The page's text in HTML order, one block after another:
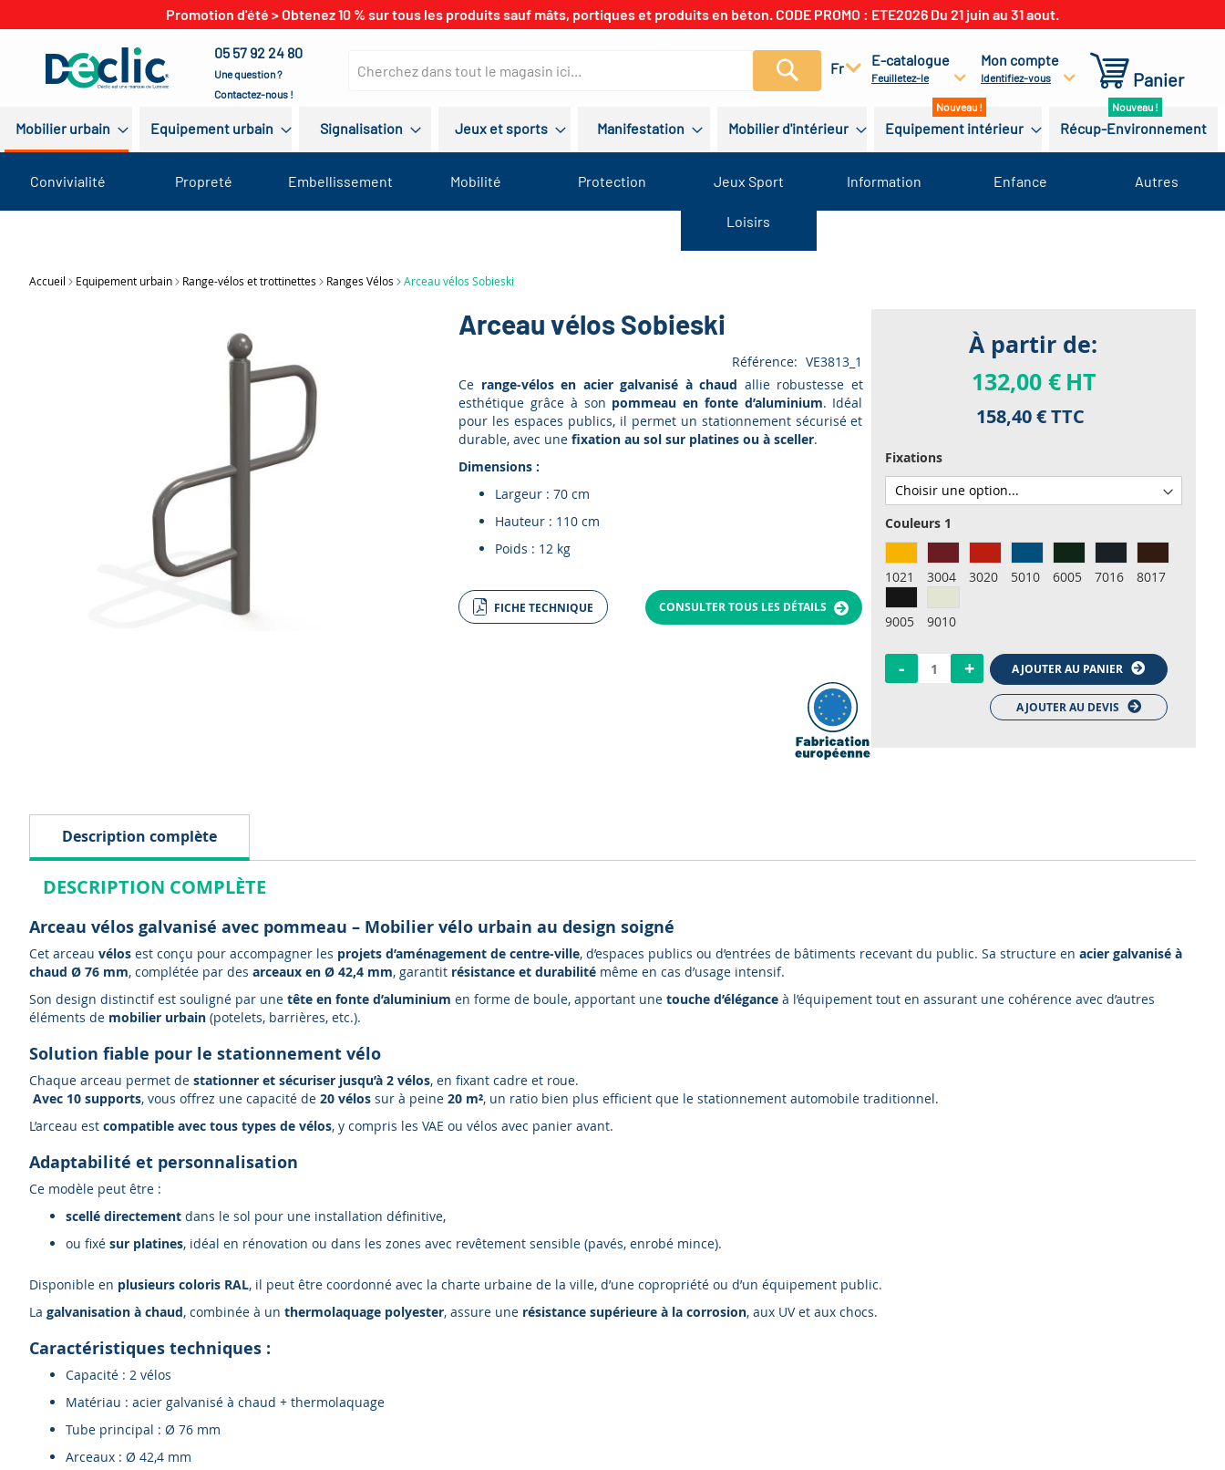
Promotion d'été > Obtenez 10 % sur tous les produits sauf mâts, portiques et produits en béton. CODE PROMO : ETE2026 Du 21 juin au 31 aout.
05 57 92 24 80
Une question ?
Contactez-nous !
Recherchez
Fr E-catalogue
Feuilletez-le
Mon compte
Identifiez-vous Panier
Mobilier urbain Equipement urbain Signalisation Jeux et sports Manifestation Mobilier d'intérieur Equipement intérieur Récup-Environnement
Convivialité Propreté Embellissement Mobilité Protection Jeux Sport
Loisirs
Information Enfance Autres
Accueil Equipement urbain Range-vélos et trottinettes Ranges Vélos Arceau vélos Sobieski
Arceau vélos Sobieski
Référence
VE3813_1
Ce range-vélos en acier galvanisé à chaud allie robustesse et
esthétique grâce à son pommeau en fonte d’aluminium. Idéal
pour les espaces publics, il permet un stationnement sécurisé et
durable, avec unefixation au sol sur platines ou à sceller.
Dimensions :
Largeur : 70 cm
Hauteur : 110 cm
Poids : 12 kg
FICHE TECHNIQUE CONSULTER TOUS LES DÉTAILS
À partir de:
132,00 € HT
158,40 €TTC
Fixations
Couleurs 1
1021 3004 3020 5010 6005 7016 8017
9005 9010
- + AJOUTER AU PANIER
AJOUTER AU DEVIS
Description complète
DESCRIPTION COMPLÈTE
Arceau vélos galvanisé avec pommeau – Mobilier vélo urbain au design soigné
Cet arceau vélos est conçu pour accompagner les projets d’aménagement de centre-ville, d’espaces publics ou d’entrées de bâtiments recevant du public. Sa structure en acier galvanisé à
chaud Ø 76 mm, complétée par des arceaux en Ø 42,4 mm, garantit résistance et durabilité même en cas d’usage intensif.
Son design distinctif est souligné par une tête en fonte d’aluminium en forme de boule, apportant une touche d’élégance à l’équipement tout en assurant une cohérence avec d’autres
éléments de mobilier urbain (potelets, barrières, etc.).
Solution fiable pour le stationnement vélo
Chaque arceau permet de stationner et sécuriser jusqu’à 2 vélos, en fixant cadre et roue.
Avec 10 supports, vous offrez une capacité de 20 vélos sur à peine 20 m², un ratio bien plus efficient que le stationnement automobile traditionnel.
L’arceau est compatible avec tous types de vélos, y compris les VAE ou vélos avec panier avant.
Adaptabilité et personnalisation
Ce modèle peut être :
scellé directement dans le sol pour une installation définitive,
ou fixé sur platines, idéal en rénovation ou dans les zones avec revêtement sensible (pavés, enrobé mince).
Disponible en plusieurs coloris RAL, il peut être coordonné avec la charte urbaine de la ville, d’une copropriété ou d’un équipement public.
La galvanisation à chaud, combinée à un thermolaquage polyester, assure une résistance supérieure à la corrosion, aux UV et aux chocs.
Caractéristiques techniques :
Capacité : 2 vélos
Matériau : acier galvanisé à chaud + thermolaquage
Tube principal : Ø 76 mm
Arceaux : Ø 42,4 mm